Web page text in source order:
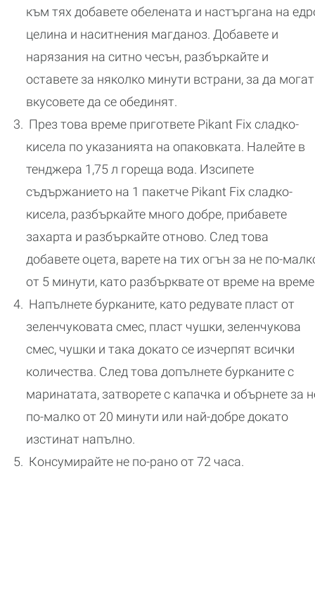
към тях добавете обелената и настъргана на
целина и наситнения магданоз. Добавете и
нарязания на ситно чесън, разбъркайте и
оставете за няколко минути встрани, за да могат
вкусовете да се обединят.
През това време пригответе Pikant Fix сладко-
киселa по указанията на опаковката. Налейте в
тенджера 1,75 л гореща вода. Изсипете
съдържанието на 1 пакетче Pikant Fix сладко-
кисела, разбъркайте много добре, прибавете
захарта и разбъркайте отново. След това
добавете оцета, варете на тих огън за не по-
от 5 минути, като разбърквате от време на
Напълнете бурканите, като редувате пласт от
зеленчуковата смес, пласт чушки, зеленчукова
смес, чушки и така докато се изчерпят всички
количества. След това допълнете бурканите с
маринатата, затворете с капачка и обърнете за
по-малко от 20 минути или най-добре докато
изстинат напълно.
Консумирайте не по-рано от 72 часа.